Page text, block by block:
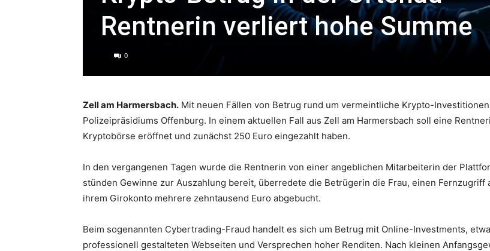
Rentnerin verliert hohe Summe
0
Zell am Harmersbach. Mit neuen Fällen von Betrug rund um vermeintliche Krypto-
Polizeipräsidiums Offenburg. In einem aktuellen Fall aus Zell am Harmersbach soll eine
Kryptobörse eröffnet und zunächst 250 Euro eingezahlt haben.
In den vergangenen Tagen wurde die Rentnerin von einer angeblichen Mitarbeiterin der
stünden Gewinne zur Auszahlung bereit, überredete die Betrügerin die Frau, einen
ihrem Girokonto mehrere zehntausend Euro abgebucht.
Beim sogenannten Cybertrading-Fraud handelt es sich um Betrug mit Online-Investments,
professionell gestalteten Webseiten und Versprechen hoher Renditen. Nach kleinen